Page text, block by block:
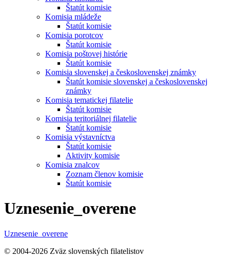
Štatút komisie
Komisia mládeže
Štatút komisie
Komisia porotcov
Štatút komisie
Komisia poštovej histórie
Štatút komisie
Komisia slovenskej a československej známky
Štatút komisie slovenskej a československej
známky
Komisia tematickej filatelie
Štatút komisie
Komisia teritoriálnej filatelie
Štatút komisie
Komisia výstavníctva
Štatút komisie
Aktivity komisie
Komisia znalcov
Zoznam členov komisie
Štatút komisie
Uznesenie_overene
Uznesenie_overene
© 2004-2026 Zväz slovenských filatelistov